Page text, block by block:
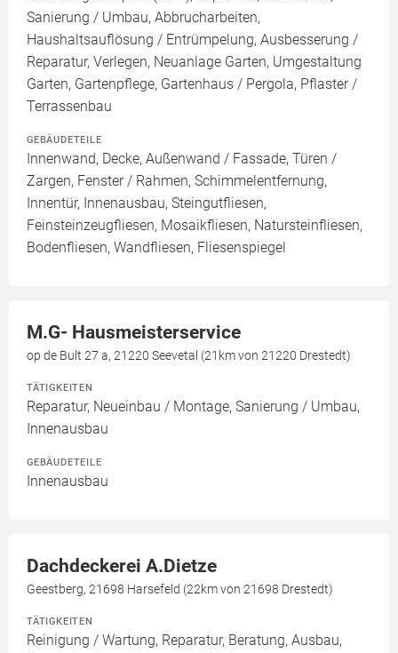
Sanierung / Umbau, Abbrucharbeiten,
Haushaltsauflösung / Entrümpelung, Ausbesserung /
Reparatur, Verlegen, Neuanlage Garten, Umgestaltung
Garten, Gartenpflege, Gartenhaus / Pergola, Pflaster /
Terrassenbau
GEBÄUDETEILE
Innenwand, Decke, Außenwand / Fassade, Türen /
Zargen, Fenster / Rahmen, Schimmelentfernung,
Innentür, Innenausbau, Steingutfliesen,
Feinsteinzeugfliesen, Mosaikfliesen, Natursteinfliesen,
Bodenfliesen, Wandfliesen, Fliesenspiegel
M.G- Hausmeisterservice
op de Bult 27 a, 21220 Seevetal (21km von 21220 Drestedt)
TÄTIGKEITEN
Reparatur, Neueinbau / Montage, Sanierung / Umbau,
Innenausbau
GEBÄUDETEILE
Innenausbau
Dachdeckerei A.Dietze
Geestberg, 21698 Harsefeld (22km von 21698 Drestedt)
TÄTIGKEITEN
Reinigung / Wartung, Reparatur, Beratung, Ausbau,